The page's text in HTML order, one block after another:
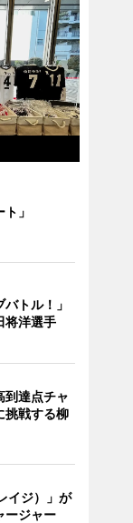
」
バトル！」
将洋選手
到達点チャ
挑戦する柳
イジ）」が
ージャー